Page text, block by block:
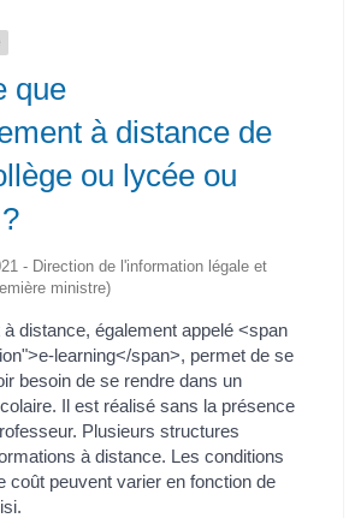
que
à distance de
ou lycée ou
- Direction de l'information légale et
ministre)
distance, également appelé <span
learning</span>, permet de se
besoin de se rendre dans un
Il est réalisé sans la présence
Plusieurs structures
à distance. Les conditions
coût peuvent varier en fonction de